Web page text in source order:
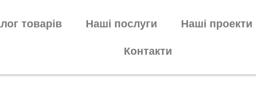
товарів Наші послуги Наші проекти
Контакти